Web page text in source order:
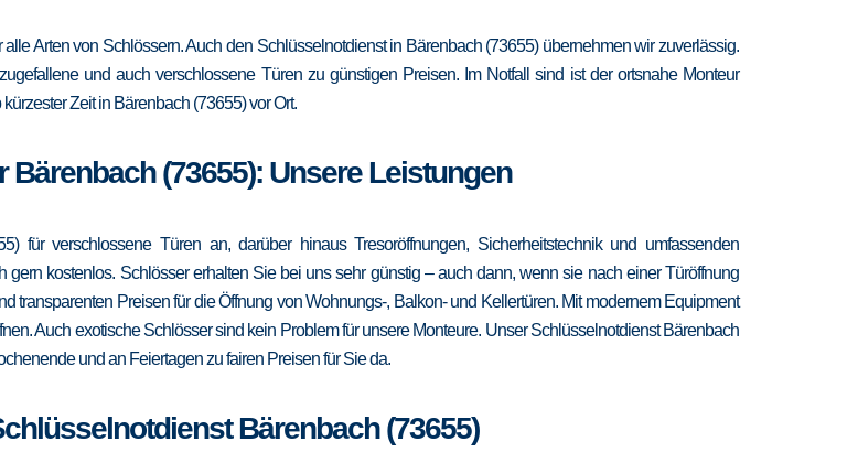
Arten von Schlössern. Auch den Schlüsselnotdienst in Bärenbach (73655) übernehmen wir zuverlässig.
und auch verschlossene Türen zu günstigen Preisen. Im Notfall sind ist der ortsnahe Monteur
Zeit in Bärenbach (73655) vor Ort.
(73655): Unsere Leistungen
für verschlossene Türen an, darüber hinaus Tresoröffnungen, Sicherheitstechnik und umfassenden
kostenlos. Schlösser erhalten Sie bei uns sehr günstig – auch dann, wenn sie nach einer Türöffnung
transparenten Preisen für die Öffnung von Wohnungs-, Balkon- und Kellertüren. Mit modernem Equipment
Auch exotische Schlösser sind kein Problem für unsere Monteure. Unser Schlüsselnotdienst Bärenbach
und an Feiertagen zu fairen Preisen für Sie da.
Bärenbach (73655)